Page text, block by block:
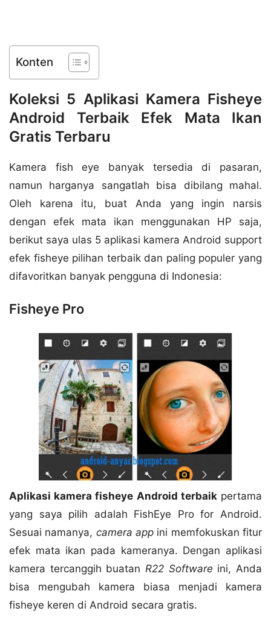
Konten
Koleksi 5 Aplikasi Kamera Fisheye
Android Terbaik Efek Mata Ikan
Gratis Terbaru
Kamera fish eye banyak tersedia di pasaran,
namun harganya sangatlah bisa dibilang mahal.
Oleh karena itu, buat Anda yang ingin narsis
dengan efek mata ikan menggunakan HP saja,
berikut saya ulas 5 aplikasi kamera Android support
efek fisheye pilihan terbaik dan paling populer yang
difavoritkan banyak pengguna di Indonesia:
Fisheye Pro
Aplikasi kamera fisheye Android terbaikpertama
yang saya pilih adalah FishEye Pro for Android.
Sesuai namanya, camera app ini memfokuskan fitur
efek mata ikan pada kameranya. Dengan aplikasi
kamera tercanggih buatan R22 Software ini, Anda
bisa mengubah kamera biasa menjadi kamera
fisheye keren di Android secara gratis.